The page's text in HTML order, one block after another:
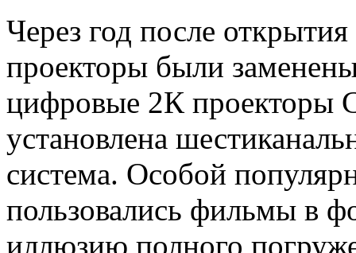
Через год после
проекторы были
цифровые 2К проекторы
установлена
система. Особой
пользовались фильмы в
иллюзию полного